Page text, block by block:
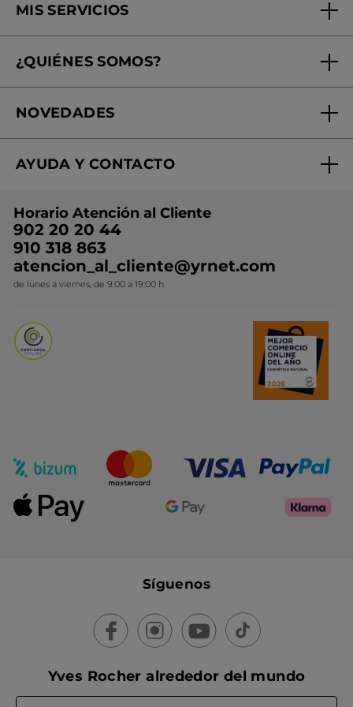
MIS SERVICIOS
Tratamientos de Belleza
Mi club Yves Rocher
¿QUIÉNES SOMOS?
¿Quiénes somos?
Nuestros compromisos
Conviértete en Franquiciada
NOVEDADES
Rebajas
Ideas de Regalo
Colección Monoi
Novedades del mes
AYUDA Y CONTACTO
Contacto
Horario Atención al Cliente
902 20 20 44
910 318 863
atencion_al_cliente@yrnet.com
de lunes a viernes, de 9:00 a 19:00 h
Síguenos
Yves Rocher alrededor del mundo